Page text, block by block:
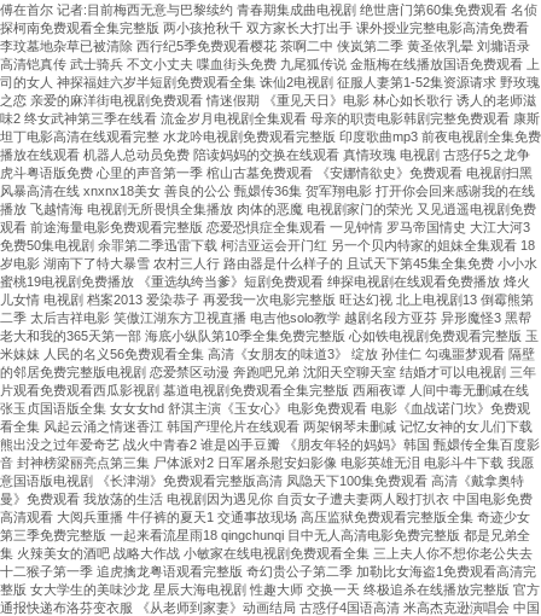
傅在首尔 记者:目前梅西无意与巴黎续约 青春期集成曲电视剧 绝世唐门第60集免费观看 名侦
探柯南免费观看全集完整版 两小孩抢秋千 双方家长大打出手 课外授业完整电影高清免费看
李玟墓地杂草已被清除 西行纪5季免费观看樱花 茶啊二中 侠岚第二季 黄圣依乳晕 刘墉语录
高清铠真传 武士骑兵 不文小丈夫 喋血街头免费 九尾狐传说 金瓶梅在线播放国语免费观看 上
司的女人 神探福娃六岁半短剧免费观看全集 诛仙2电视剧 征服人妻第1-52集资源请求 野玫瑰
之恋 亲爱的麻洋街电视剧免费观看 情迷假期 《重见天日》电影 林心如长歌行 诱人的老师滋
味2 终女武神第三季在线看 流金岁月电视剧全集观看 母亲的职责电影韩剧完整免费观看 康斯
坦丁电影高清在线观看完整 水龙吟电视剧免费观看完整版 印度歌曲mp3 前夜电视剧全集免费
播放在线观看 机器人总动员免费 陪读妈妈的交换在线观看 真情玫瑰 电视剧 古惑仔5之龙争
虎斗粤语版免费 心里的声音第一季 棺山古墓免费观看 《安娜情欲史》免费观看 电视剧扫黑
风暴高清在线 xnxnx18美女 善良的公公 甄嬛传36集 贺军翔电影 打开你会回来感谢我的在线
播放 飞越情海 电视剧无所畏惧全集播放 肉体的恶魔 电视剧家门的荣光 又见逍遥电视剧免费
观看 前途海量电影免费观看完整版 恋爱恐惧症全集观看 一见钟情 罗马帝国情史 大江大河3
免费50集电视剧 余罪第二季迅雷下载 柯洁亚运会开门红 另一个贝内特家的姐妹全集观看 18
岁电影 湖南下了特大暴雪 农村三人行 路由器是什么样子的 且试天下第45集全集免费 小小水
蜜桃19电视剧免费播放 《重选纨绔当爹》短剧免费观看 绅探电视剧在线观看免费播放 烽火
儿女情 电视剧 档案2013 爱染恭子 再爱我一次电影完整版 旺达幻视 北上电视剧13 倒霉熊第
二季 太后吉祥电影 笑傲江湖东方卫视直播 电吉他solo教学 越剧名段方亚芬 异形魔怪3 黑帮
老大和我的365天第一部 海底小纵队第10季全集免费完整版 心如铁电视剧免费观看完整版 玉
米妹妹 人民的名义56免费观看全集 高清《女朋友的味道3》 绽放 孙佳仁 勾魂噩梦观看 隔壁
的邻居免费完整版电视剧 恋爱禁区动漫 奔跑吧兄弟 沈阳天空聊天室 结婚才可以电视剧 三年
片观看免费观看西瓜影视剧 墓道电视剧免费观看全集完整版 西厢夜谭 人间中毒无删减在线
张玉贞国语版全集 女女女hd 舒淇主演《玉女心》电影免费观看 电影《血战诺门坎》免费观
看全集 风起云涌之情迷香江 韩国产理伦片在线观看 两架钢琴未删减 记忆女神的女儿们下载
熊出没之过年爱奇艺 战火中青春2 谁是凶手豆瓣 《朋友年轻的妈妈》韩国 甄嬛传全集百度影
音 封神榜梁丽亮点第三集 尸体派对2 日军屠杀慰安妇影像 电影英雄无泪 电影斗牛下载 我愿
意国语版电视剧 《长津湖》免费观看完整版高清 凤隐天下100集免费观看 高清《戴拿奥特
曼》免费观看 我放荡的生活 电视剧因为遇见你 自贡女子遭夫妻两人殴打扒衣 中国电影免费
高清观看 大阅兵重播 牛仔裤的夏天1 交通事故现场 高压监狱免费观看完整版全集 奇迹少女
第三季免费完整版 一起来看流星雨18 qingchunqi 目中无人高清电影免费完整版 都是兄弟全
集 火辣美女的酒吧 战略大作战 小敏家在线电视剧免费观看全集 三上夫人你不想你老公失去
十二猴子第一季 追虎擒龙粤语观看完整版 奇幻贵公子第二季 加勒比女海盗1免费观看高清完
整版 女大学生的美味沙龙 星辰大海电视剧 性趣大师 交换一天 终极追杀在线播放完整版 官方
通报快递布洛芬变衣服 《从老师到家妻》动画结局 古惑仔4国语高清 米高杰克逊演唱会 中国